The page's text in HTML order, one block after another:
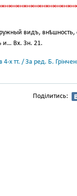
видъ, внѣшность,
и… Вх. Зн. 21.
4-х тт. / За ред. Б.
Поділитись: